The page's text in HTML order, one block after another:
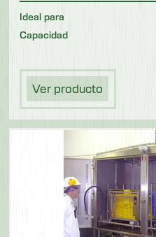
Ideal para
Capacidad
Ver producto